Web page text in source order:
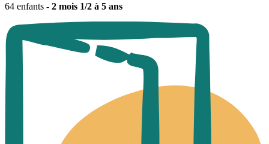
64 enfants - 2 mois 1/2 à 5 ans